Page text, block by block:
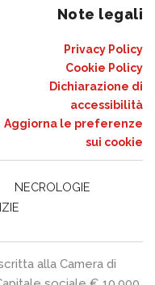
Note legali
Privacy Policy
Cookie Policy
Dichiarazione di
accessibilità
Aggiorna le preferenze
sui cookie
NECROLOGIE
alla Camera di